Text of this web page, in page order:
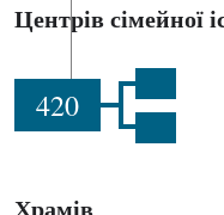
Центрів сімейної
420